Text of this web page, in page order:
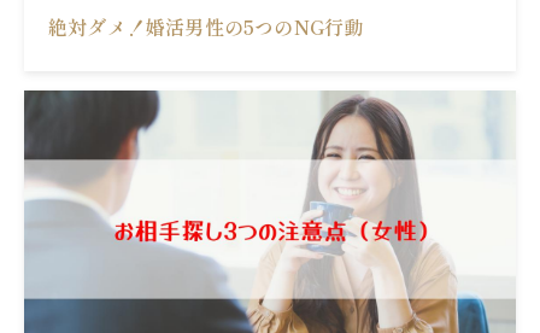
絶対ダメ！婚活男性の5つのNG行動